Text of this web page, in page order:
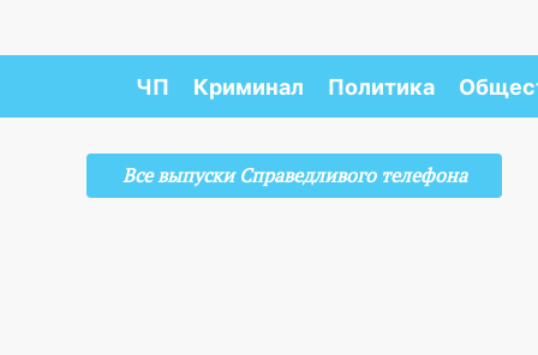
ЧП Криминал Политика
Все выпуски Справедливого телефона